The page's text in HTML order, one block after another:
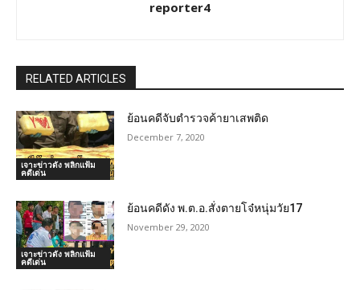
reporter4
RELATED ARTICLES
เจาะข่าวดัง พลิกแฟ้ม
คดีเด่น
ย้อนคดีจับตำรวจค้ายาเสพติด
December 7, 2020
เจาะข่าวดัง พลิกแฟ้ม
คดีเด่น
ย้อนคดีดัง พ.ต.อ.สั่งตายโจ๋หนุ่มวัย17
November 29, 2020